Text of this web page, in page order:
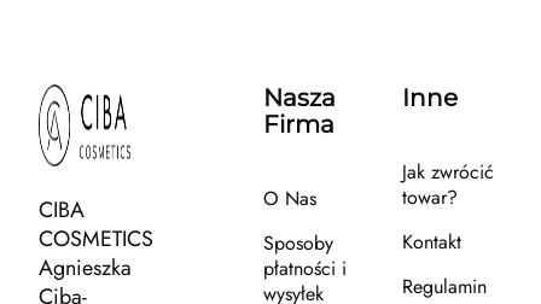
CIBA
COSMETICS
Agnieszka
Ciba-
Nasza
Firma
O Nas
Sposoby
płatności i
wysyłek
Inne
Jak zwrócić
towar?
Kontakt
Regulamin